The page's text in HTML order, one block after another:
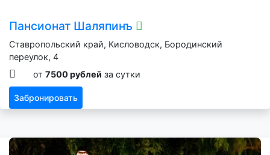
Пансионат Шаляпинъ
Ставропольский край, Кисловодск, Бородинский
переулок, 4
от 7500 рублей за сутки
Забронировать